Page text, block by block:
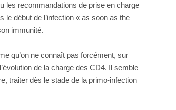
les recommandations de prise en charge
le début de l’infection « as soon as the
immunité.
qu’on ne connaît pas forcément, sur
de la charge des CD4. Il semble
traiter dès le stade de la primo-infection